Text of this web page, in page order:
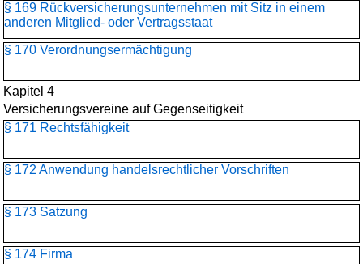
§ 169 Rückversicherungs­unternehmen mit Sitz in einem
anderen Mitglied- oder Vertragsstaat
§ 170 Verordnungsermächtigung
Kapitel 4
Versicherungsvereine auf Gegenseitigkeit
§ 171 Rechtsfähigkeit
§ 172 Anwendung handelsrechtlicher Vorschriften
§ 173 Satzung
§ 174 Firma